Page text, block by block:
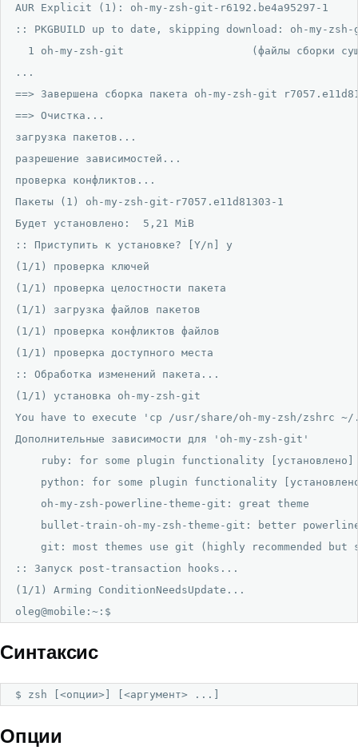
AUR Explicit (1): oh-my-zsh-git-r6192.be4a95297-1
:: PKGBUILD up to date, skipping download: oh-my-
1 oh-my-zsh-git                    (файлы сборки
...
==> Завершена сборка пакета oh-my-zsh-git
==> Очистка...
загрузка пакетов...
разрешение зависимостей...
проверка конфликтов...
Пакеты (1) oh-my-zsh-git-r7057.e11d81303-1
Будет установлено:  5,21 MiB
:: Приступить к установке? [Y/n] y
(1/1) проверка ключей
(1/1) проверка целостности пакета
(1/1) загрузка файлов пакетов
(1/1) проверка конфликтов файлов
(1/1) проверка доступного места
:: Обработка изменений пакета...
(1/1) установка oh-my-zsh-git
You have to execute 'cp /usr/share/oh-my-zsh/zshrc
Дополнительные зависимости для 'oh-my-zsh-git'
    ruby: for some plugin functionality [установлено]
python: for some plugin functionality
    oh-my-zsh-powerline-theme-git: great theme
bullet-train-oh-my-zsh-theme-git: better
git: most themes use git (highly recommended but
:: Запуск post-transaction hooks...
(1/1) Arming ConditionNeedsUpdate...
oleg@mobile:~:$
Синтаксис
$ zsh [<опции>] [<аргумент> ...]
Опции